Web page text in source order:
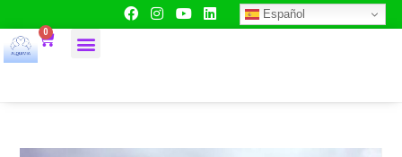
Español
0